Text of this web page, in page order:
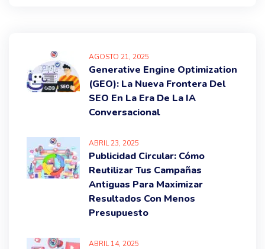
AGOSTO 21, 2025
Generative Engine Optimization
(GEO): La Nueva Frontera Del
SEO En La Era De La IA
Conversacional
ABRIL23, 2025
Publicidad Circular: Cómo
Reutilizar Tus Campañas
Antiguas Para Maximizar
Resultados Con Menos
Presupuesto
ABRIL14, 2025